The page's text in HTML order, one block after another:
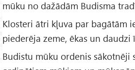
mūku no dažādām Budisma
Klosteri ātri kļuva par bagātām
piederēja zeme, ēkas un daudzi
Budistu mūku ordenis sākotnēji